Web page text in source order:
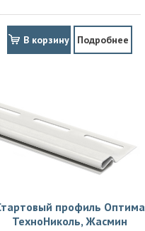
В корзину Подробнее
профиль Оптима
ТехноНиколь, Жасмин